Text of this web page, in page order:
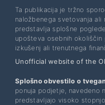
Ta publikacija je tržno
naložbenega svetovanja ali
predstavlja splošne
upošteva osebnih okoliščin
izkušenj ali trenutnega
Unofficial website of the
Splošno obvestilo o
ponuja podjetje, navedeno
predstavljajo visoko